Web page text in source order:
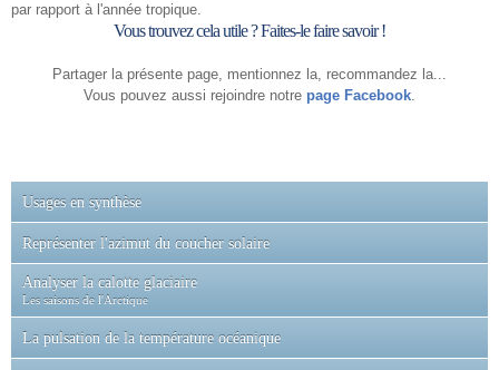
Usages en synthèse
Représenter l'azimut du coucher solaire
Analyser la calotte glaciaire
Les saisons de l'Arctique
La pulsation de la température océanique
par rapport à l'année tropique.
Vous trouvez cela utile ? Faites-le faire savoir !
Partager la présente page, mentionnez la, recommandez la...
Vous pouvez aussi rejoindre notre page Facebook.